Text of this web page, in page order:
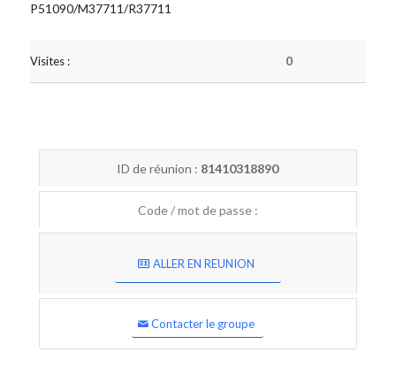
P51090/M37711/R37711
Visites : 0
ID de réunion : 81410318890
Code / mot de passe :
ALLER EN REUNION
Contacter le groupe